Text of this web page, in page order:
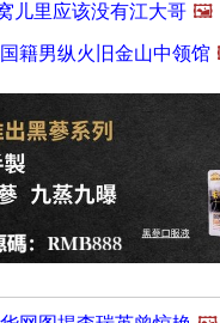
儿里应该没有江大哥 🖼️
籍男纵火旧金山中领馆